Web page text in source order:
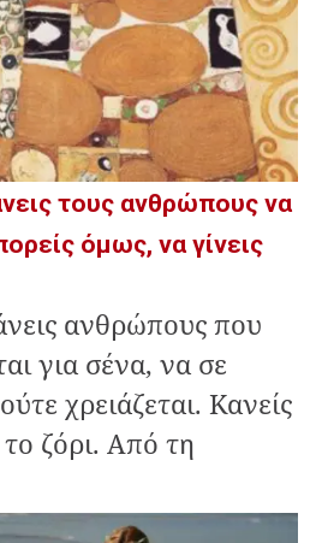
τους ανθρώπους να
όμως, να γίνεις
ανθρώπους που
για σένα, να σε
χρειάζεται. Κανείς
ζόρι. Από τη